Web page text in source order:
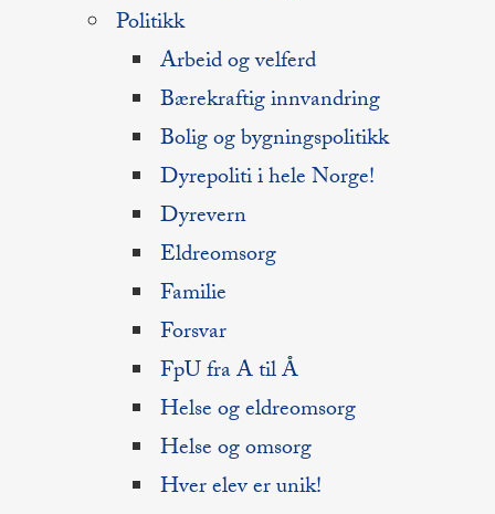
Politikk
Arbeid og velferd
Bærekraftig innvandring
Bolig og bygningspolitikk
Dyrepoliti i hele Norge!
Dyrevern
Eldreomsorg
Familie
Forsvar
FpU fra A til Å
Helse og eldreomsorg
Helse og omsorg
Hver elev er unik!